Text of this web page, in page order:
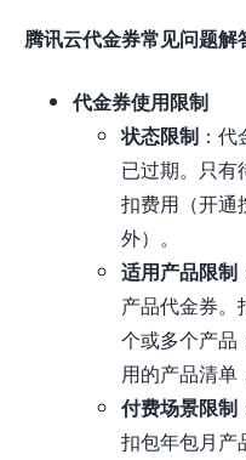
腾讯云代金券常见问题解
代金券使用限制
状态限制 ：
已过期。只有
扣费用（开通
外）。
适用产品限制
产品代金券。
个或多个产品
用的产品清单
付费场景限制
扣包年包月产